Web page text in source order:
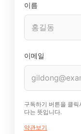
이름
이메일
구독하기 버튼을 클
다는 뜻입니다.
약관보기